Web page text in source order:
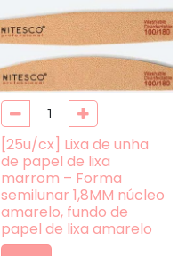
[25u/cx] Lixa de unha
de papel de lixa
marrom – Forma
semilunar 1,8MM núcleo
amarelo, fundo de
papel de lixa amarelo